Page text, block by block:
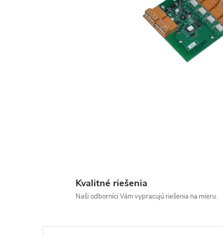
Kvalitné riešenia
Naši odborníci Vám vypracujú riešenia na mieru.